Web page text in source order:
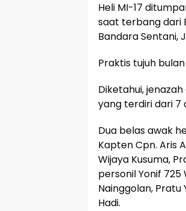
Heli MI-17
saat terbang dari
Bandara Sentani,
Praktis tujuh
Diketahui,
yang terdiri dari 7
Dua belas awak
Kapten Cpn. Aris
Wijaya Kusuma,
personil Yonif
Nainggolan, Pratu
Hadi.